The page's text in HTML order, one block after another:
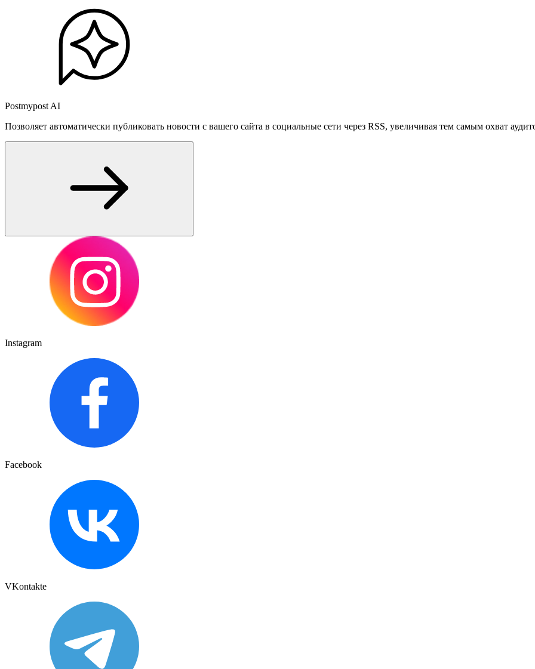
Postmypost AI
Позволяет автоматически публиковать новости с вашего сайта в социальные сети через RSS, увеличивая тем самым охват
Instagram
Facebook
VKontakte